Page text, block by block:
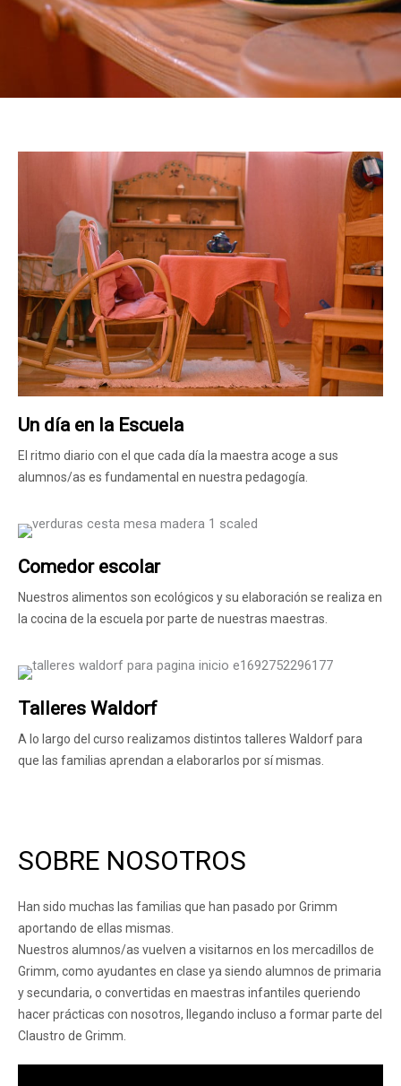
Un día en la Escuela
El ritmo diario con el que cada día la maestra acoge a sus
alumnos/as es fundamental en nuestra pedagogía.
Comedor escolar
Nuestros alimentos son ecológicos y su elaboración se realiza en
la cocina de la escuela por parte de nuestras maestras.
Talleres Waldorf
A lo largo del curso realizamos distintos talleres Waldorf para
que las familias aprendan a elaborarlos por sí mismas.
SOBRE NOSOTROS
Han sido muchas las familias que han pasado por Grimm
aportando de ellas mismas.
Nuestros alumnos/as vuelven a visitarnos en los mercadillos de
Grimm, como ayudantes en clase ya siendo alumnos de primaria
y secundaria, o convertidas en maestras infantiles queriendo
hacer prácticas con nosotros, llegando incluso a formar parte del
Claustro de Grimm.